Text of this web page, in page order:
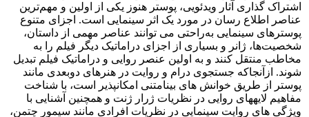
اشتراک ­گذاری آثار ویدئویی، پوستر هنوز یکی از اولین و مهم‌ترین
عناصر اطلاع ­رسان در مورد یک اثر سینمایی است. اجزای متنوع
پوسترهای سینمایی به‌راحتی می ­توانند عناصر مهمی از داستان،
شخصیت‌ها، ژانر و بسیاری از اجزای دراماتیک دیگر فیلم را به
مخاطب منتقل کنند و به اولین عنصر روایی و دراماتیک فیلم تبدیل
شوند. ازآنجاکه جستجوی درام و روایت در هنرهای دوبعدی مانند
پوستر از طریق خوانش ­های بینامتنی امکان­پذیر است، با شناخت
مفاهیم لایه­های روایی در نظریات ژرار ژنت و همچنین آشنایی با
ویژگی­ های روایت سینمایی در نظریات افرادی مانند سیمور چتمن،